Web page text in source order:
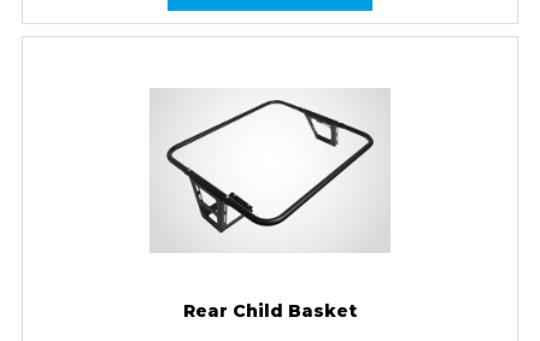
Rear Child Basket